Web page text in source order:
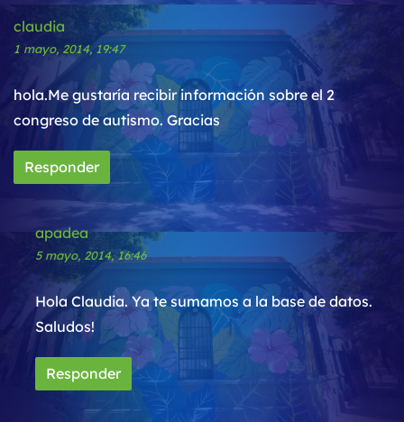
claudia
1 mayo, 2014, 19:47
hola.Me gustaría recibir información sobre el 2
congreso de autismo. Gracias
Responder
apadea
5 mayo, 2014, 16:46
Hola Claudia. Ya te sumamos a la base de datos.
Saludos!
Responder